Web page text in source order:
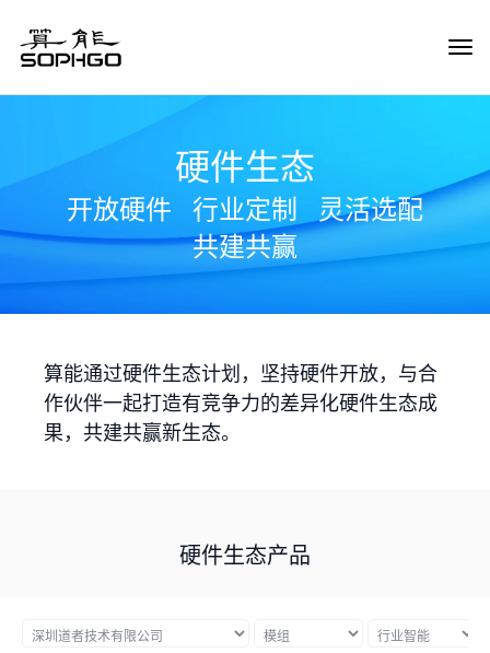
硬件生态
开放硬件 行业定制
灵活选配
共建共赢
算能通过硬件生态计划，坚持硬件开放，与合
作伙伴一起打造有竞争力的差异化硬件生态成
果，共建共赢新生态。
硬件生态产品